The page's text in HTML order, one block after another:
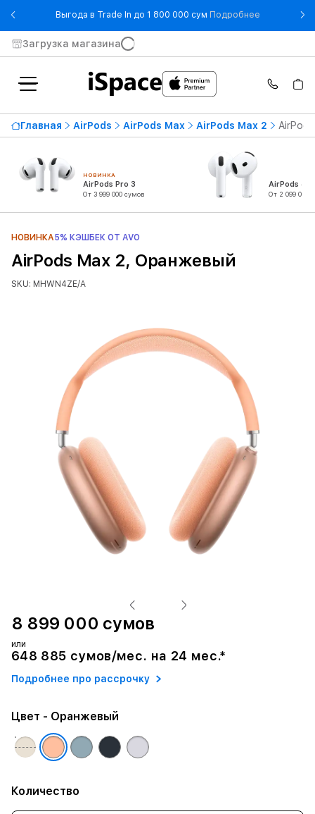
Выгода в Trade In до 1 800 000 сум Подробнее- Выгода в
Загрузка магазина
Главная AirPods AirPods Max AirPods Max 2
НОВИНКА
AirPods Pro 3
От 3 999 000 сумов
AirPods 4
От 2 099 000
НОВИНКА5% КЭШБЕК ОТ AVO
AirPods Max 2, Оранжевый
SKU: MHWN4ZE/A
8 899 000 сумов
или
648 885 сумов/мес. на 24 мес.*
Подробнее про рассрочку
Цвет - Оранжевый
Количество